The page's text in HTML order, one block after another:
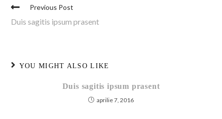
Previous Post
Duis sagitis ipsum prasent
YOU MIGHT ALSO LIKE
Duis sagitis ipsum prasent
aprilie 7, 2016